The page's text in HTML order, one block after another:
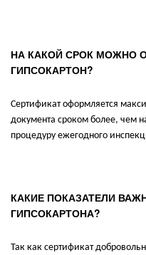
НА КАКОЙ СРОК МОЖНО
ГИПСОКАРТОН?
Сертификат оформляется
документа сроком более, чем
процедуру ежегодного
КАКИЕ ПОКАЗАТЕЛИ
ГИПСОКАРТОНА?
Так как сертификат